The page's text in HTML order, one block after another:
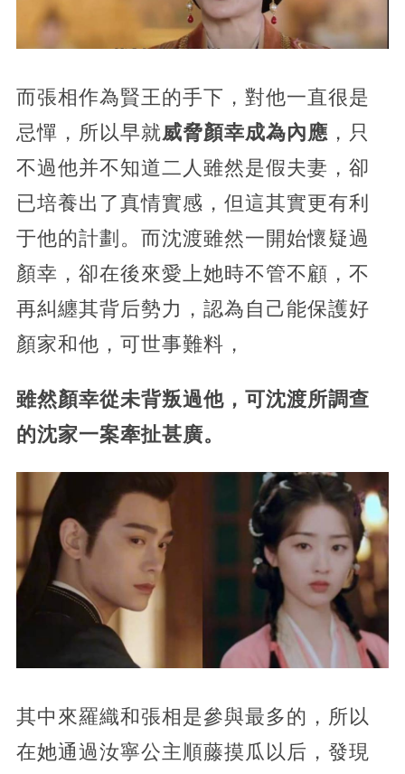
而張相作為賢王的手下， 對他一直很是
忌憚，所以早就威脅顏幸成為內應 ，只
不過他并不知道二人雖然是假夫妻，卻
已培養出了真情實感，但這其實更有利
于他的計劃。而沈渡雖然一開始懷疑過
顏幸，卻在後來愛上她時不管不顧， 不
再糾纏其背后勢力，認為自己能保護好
顏家和他，可世事難料，
雖然顏幸從未背叛過他，可沈渡所調查
的沈家一案牽扯甚廣。
其中來羅織和張相是參與最多的，所以
在她通過汝寧公主順藤摸瓜以后，發現